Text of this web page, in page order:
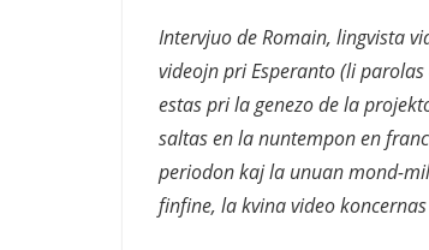
Intervjuo de Romain, lingvista
videojn pri Esperanto (li
estas pri la genezo de la
saltas en la nuntempon en
periodon kaj la unuan mond-
finfine, la kvina video